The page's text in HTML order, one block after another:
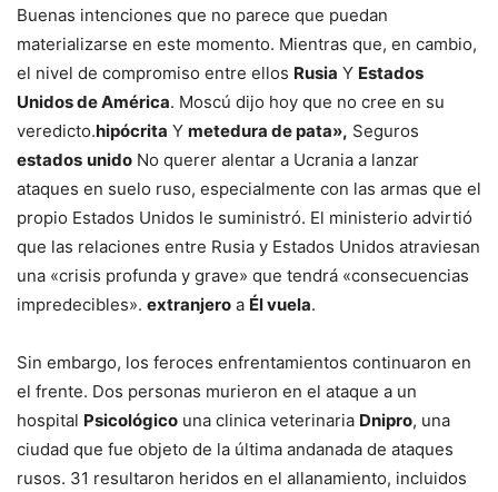
Buenas intenciones que no parece que puedan
materializarse en este momento. Mientras que, en cambio,
el nivel de compromiso entre ellos Rusia Y Estados
Unidos de América. Moscú dijo hoy que no cree en su
veredicto.hipócrita Y metedura de pata», Seguros
estados unido No querer alentar a Ucrania a lanzar
ataques en suelo ruso, especialmente con las armas que el
propio Estados Unidos le suministró. El ministerio advirtió
que las relaciones entre Rusia y Estados Unidos atraviesan
una «crisis profunda y grave» que tendrá «consecuencias
impredecibles». extranjero a Él vuela.
Sin embargo, los feroces enfrentamientos continuaron en
el frente. Dos personas murieron en el ataque a un
hospital Psicológico una clinica veterinaria Dnipro, una
ciudad que fue objeto de la última andanada de ataques
rusos. 31 resultaron heridos en el allanamiento, incluidos